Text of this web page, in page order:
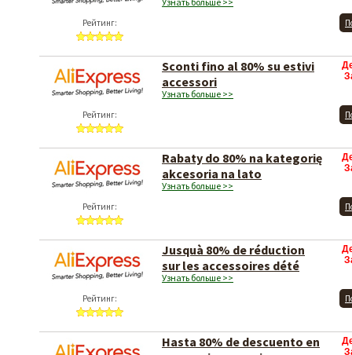
Рейтинг:
Рейтинг:
Sconti fino al 80% su estivi
accessori
Узнать больше >>
Рейтинг:
Rabaty do 80% na kategorię
akcesoria na lato
Узнать больше >>
Рейтинг:
Jusquà 80% de réduction
sur les accessoires dété
Узнать больше >>
Hasta 80% de descuento en